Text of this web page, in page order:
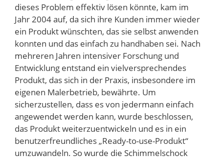
dieses Problem effektiv lösen könnte, kam im
Jahr 2004 auf, da sich ihre Kunden immer wieder
ein Produkt wünschten, das sie selbst anwenden
konnten und das einfach zu handhaben sei. Nach
mehreren Jahren intensiver Forschung und
Entwicklung entstand ein vielversprechendes
Produkt, das sich in der Praxis, insbesondere im
eigenen Malerbetrieb, bewährte. Um
sicherzustellen, dass es von jedermann einfach
angewendet werden kann, wurde beschlossen,
das Produkt weiterzuentwickeln und es in ein
benutzerfreundliches „Ready-to-use-Produkt“
umzuwandeln. So wurde die Schimmelschock